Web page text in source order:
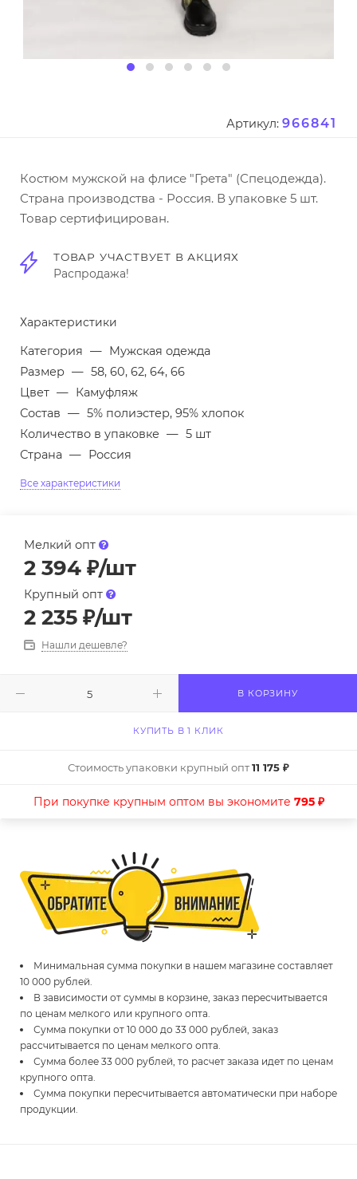
Артикул: 966841
Костюм мужской на флисе "Грета" (Спецодежда).
Страна производства - Россия. В упаковке 5 шт.
Товар сертифицирован.
ТОВАР УЧАСТВУЕТ В АКЦИЯХ
Распродажа!
Характеристики
Категория — Мужская одежда
Размер — 58, 60, 62, 64, 66
Цвет — Камуфляж
Состав — 5% полиэстер, 95% хлопок
Количество в упаковке — 5 шт
Страна — Россия
Все характеристики
Мелкий опт
2 394 ₽/шт
Крупный опт
2 235 ₽/шт
Нашли дешевле?
В КОРЗИНУ
КУПИТЬ В 1 КЛИК
Стоимость упаковки крупный опт11 175 ₽
При покупке крупным оптом вы экономите 795 ₽
Минимальная сумма покупки в нашем магазине составляет
10 000 рублей.
В зависимости от суммы в корзине, заказ пересчитывается
по ценам мелкого или крупного опта.
Сумма покупки от 10 000 до 33 000 рублей, заказ
рассчитывается по ценам мелкого опта.
Сумма более 33 000 рублей, то расчет заказа идет по ценам
крупного опта.
Сумма покупки пересчитывается автоматически при наборе
продукции.